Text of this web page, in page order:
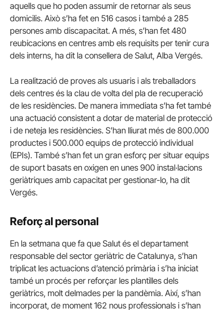
aquells que ho poden assumir de retornar als seus
domicilis. Això s’ha fet en 516 casos i també a 285
persones amb discapacitat. A més, s’han fet 480
reubicacions en centres amb els requisits per tenir cura
dels interns, ha dit la consellera de Salut, Alba Vergés.
La realització de proves als usuaris i als treballadors
dels centres és la clau de volta del pla de recuperació
de les residències. De manera immediata s’ha fet també
una actuació consistent a dotar de material de protecció
i de neteja les residències. S’han lliurat més de 800.000
productes i 500.000 equips de protecció individual
(EPIs). També s’han fet un gran esforç per situar equips
de suport basats en oxigen en unes 900 instal·lacions
geriàtriques amb capacitat per gestionar-lo, ha dit
Vergés.
Reforç al personal
En la setmana que fa que Salut és el departament
responsable del sector geriàtric de Catalunya, s’han
triplicat les actuacions d’atenció primària i s’ha iniciat
també un procés per reforçar les plantilles dels
geriàtrics, molt delmades per la pandèmia. Així, s’han
incorporat, de moment 162 nous professionals i s’han